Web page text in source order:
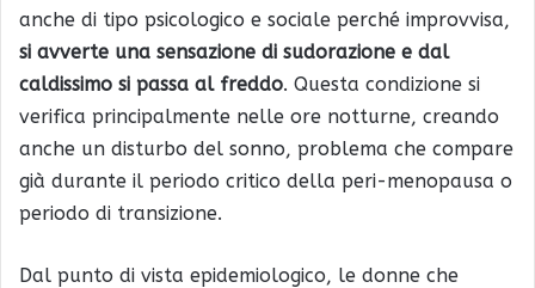
anche di tipo psicologico e sociale perché improvvisa,
si avverte una sensazione di sudorazione e dal
caldissimo si passa al freddo. Questa condizione si
verifica principalmente nelle ore notturne, creando
anche un disturbo del sonno, problema che compare
già durante il periodo critico della peri-menopausa o
periodo di transizione.
Dal punto di vista epidemiologico, le donne che